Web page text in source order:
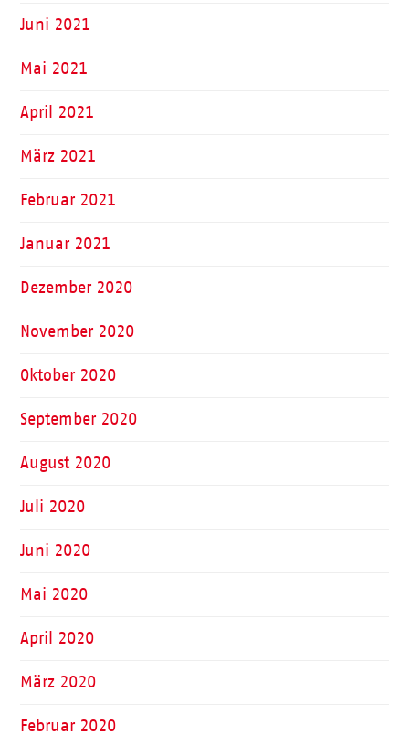
Juni 2021
Mai 2021
April 2021
März 2021
Februar 2021
Januar 2021
Dezember 2020
November 2020
Oktober 2020
September 2020
August 2020
Juli 2020
Juni 2020
Mai 2020
April 2020
März 2020
Februar 2020